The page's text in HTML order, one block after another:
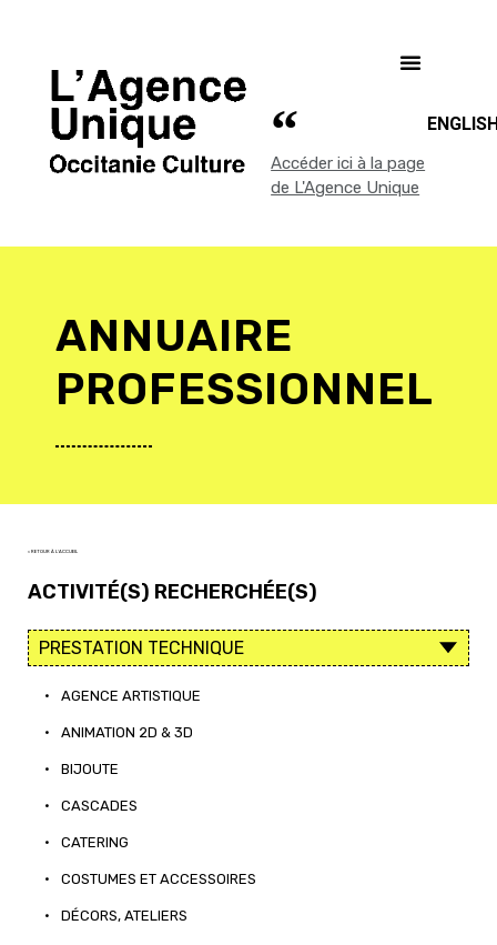
Accéder ici à la page
de L'Agence Unique
ANNUAIRE
PROFESSIONNEL
< RETOUR À L'ACCUEIL
ACTIVITÉ(S) RECHERCHÉE(S)
• AGENCE ARTISTIQUE
• ANIMATION 2D & 3D
• BIJOUTE
• CASCADES
• CATERING
• COSTUMES ET ACCESSOIRES
• DÉCORS, ATELIERS